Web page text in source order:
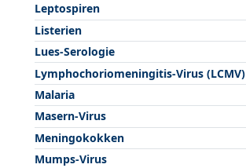
Leptospiren
Listerien
Lues-Serologie
Lymphochoriomeningitis-Virus (LCMV)
Malaria
Masern-Virus
Meningokokken
Mumps-Virus